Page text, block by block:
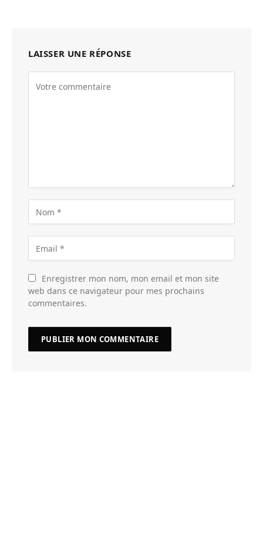
LAISSER UNE RÉPONSE
Enregistrer mon nom, mon email et mon site
web dans ce navigateur pour mes prochains
commentaires.